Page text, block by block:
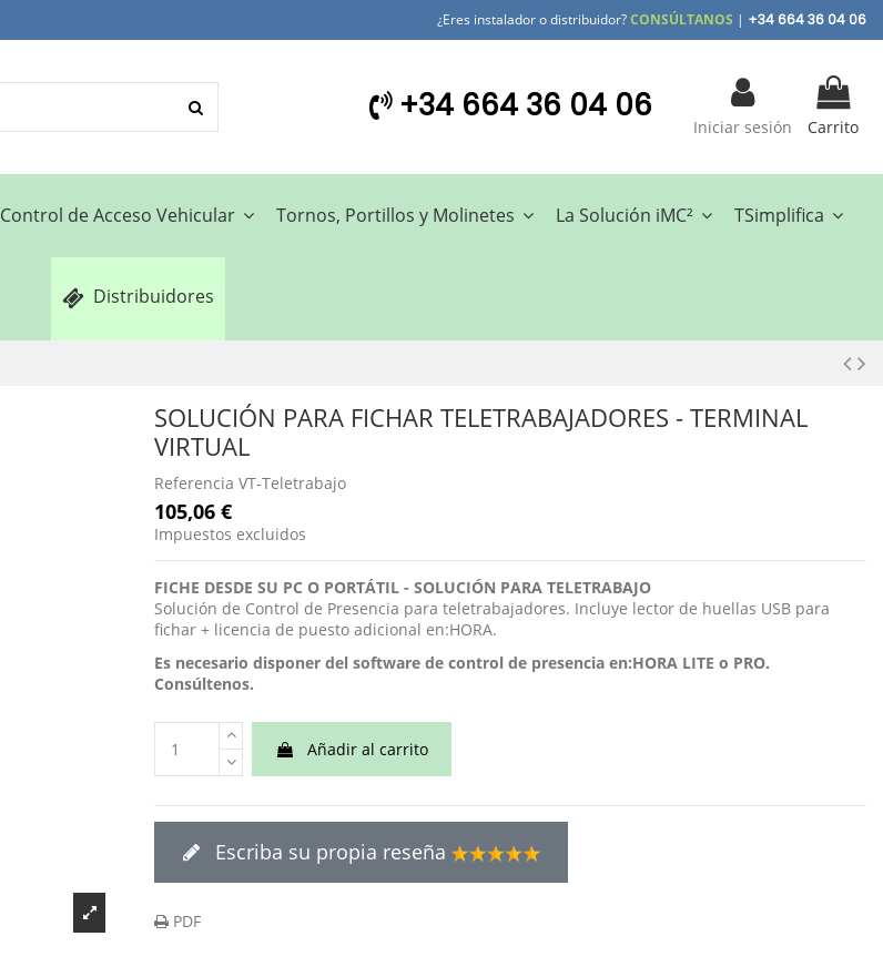
¿Eres instalador o distribuidor?CONSÚLTANOS | +34 664 36 04 06
+34 664 36 04 06
Iniciar sesión Carrito
Control de Acceso Vehicular Tornos, Portillos y Molinetes La Solución iMC² TSimplifica
Distribuidores
SOLUCIÓN PARA FICHAR TELETRABAJADORES - TERMINAL
VIRTUAL
Referencia VT-Teletrabajo
105,06 €
Impuestos excluidos
FICHE DESDE SU PC O PORTÁTIL - SOLUCIÓN PARA TELETRABAJO
Solución de Control de Presencia para teletrabajadores. Incluye lector de huellas USB para
fichar + licencia de puesto adicional en:HORA.
Es necesario disponer del software de control de presencia en:HORA LITE o PRO.
Consúltenos.
Añadir al carrito
Escriba su propia reseña
PDF